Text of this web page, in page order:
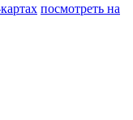
посмотреть на